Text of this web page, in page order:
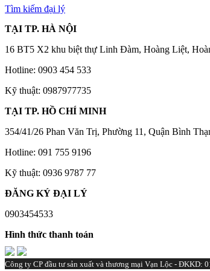
Tìm kiếm đại lý
TẠI TP. HÀ NỘI
16 BT5 X2 khu biệt thự Linh Đàm, Hoàng Liệt,
Hotline: 0903 454 533
Kỹ thuật: 0987977735
TẠI TP. HỒ CHÍ MINH
354/41/26 Phan Văn Trị, Phường 11, Quận Bình
Hotline: 091 755 9196
Kỹ thuật: 0936 9787 77
ĐĂNG KÝ ĐẠI LÝ
0903454533‬
Hình thức thanh toán
Công ty CP đầu tư sản xuất và thương mại Vạn Lộc - ĐKKD: